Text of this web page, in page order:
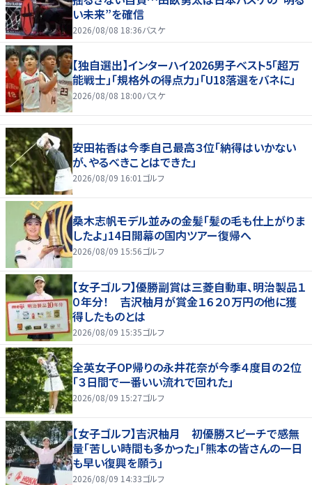
い未来”を確信
2026/08/08 18:36バスケ
【独自選出】インターハイ2026男子ベスト5「超万
能戦士」「規格外の得点力」「U18落選をバネに」
2026/08/08 18:00バスケ
安田祐香は今季自己最高３位「納得はいかない
が、やるべきことはできた」
2026/08/09 16:01 ゴルフ
桑木志帆モデル並みの金髪「髪の毛も仕上がりま
したよ」14日開幕の国内ツアー復帰へ
2026/08/09 15:56ゴルフ
【女子ゴルフ】優勝副賞は三菱自動車、明治製品１
０年分！ 吉沢柚月が賞金１６２０万円の他に獲
得したものとは
2026/08/09 15:35ゴルフ
全英女子OP帰りの永井花奈が今季４度目の２位
「３日間で一番いい流れで回れた」
2026/08/09 15:27ゴルフ
【女子ゴルフ】吉沢柚月 初優勝スピーチで感無
量「苦しい時間も多かった」「熊本の皆さんの一日
も早い復興を願う」
2026/08/09 14:33ゴルフ